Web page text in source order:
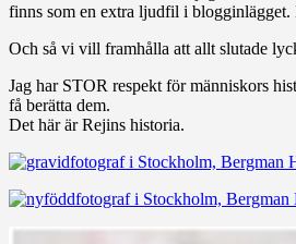
finns som en extra ljudfil i blogginlägget.
Och så vi vill framhålla att allt slutade
Jag har STOR respekt för människors
få berätta dem.
Det här är Rejins historia.